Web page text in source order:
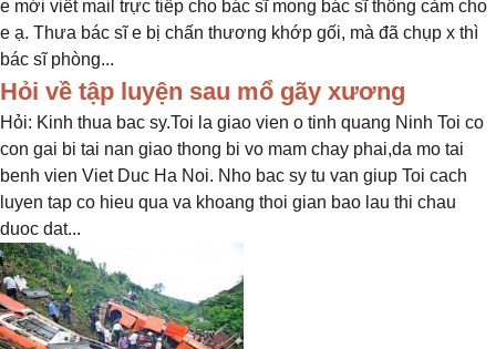
e mới viết mail trực tiếp cho bác sĩ mong bác sĩ thông cảm cho
e ạ. Thưa bác sĩ e bị chấn thương khớp gối, mà đã chụp x thì
bác sĩ phòng...
Hỏi về tập luyện sau mổ gãy xương
Hỏi: Kinh thua bac sy.Toi la giao vien o tinh quang Ninh Toi co
con gai bi tai nan giao thong bi vo mam chay phai,da mo tai
benh vien Viet Duc Ha Noi. Nho bac sy tu van giup Toi cach
luyen tap co hieu qua va khoang thoi gian bao lau thi chau
duoc dat...